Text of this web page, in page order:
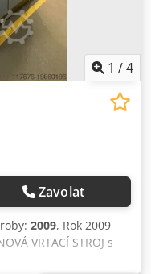
1 /4
Zavolat
2009, Rok 2009
VRTACÍ STROJ s
stanicemi. Délka 18